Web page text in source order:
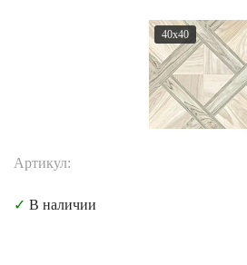
40x40
Артикул:
✓ В наличии